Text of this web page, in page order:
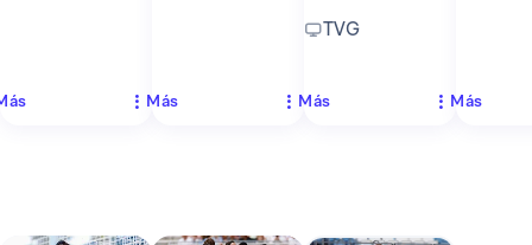
Más
TVG
Más Más